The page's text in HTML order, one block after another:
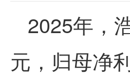
2025年，
元，归母净